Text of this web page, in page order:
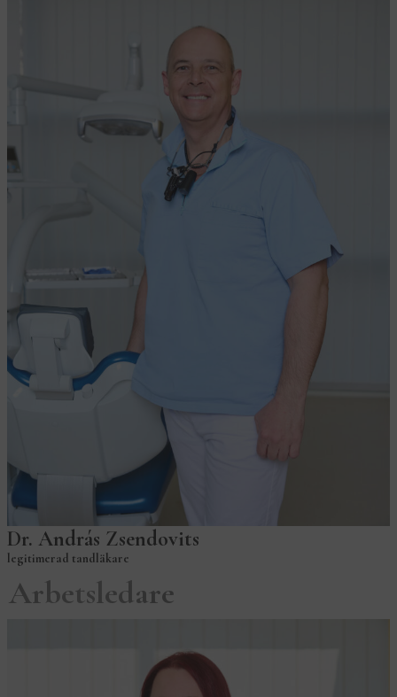
Dr. András Zsendovits
legitimerad tandläkare
Arbetsledare